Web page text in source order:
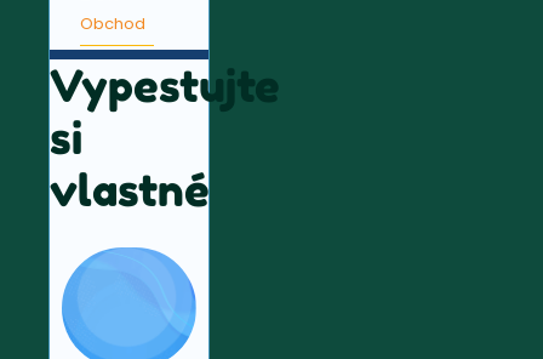
Obchod
Vypestujte
si
vlastné